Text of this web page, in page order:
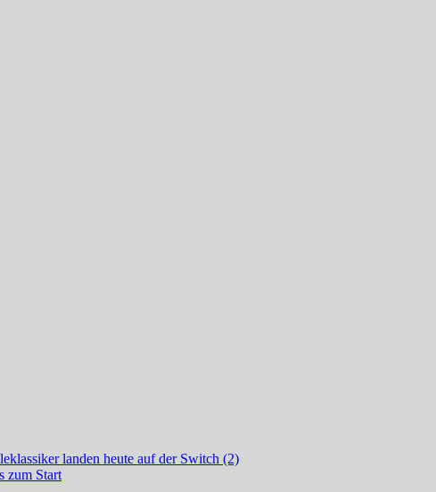
landen heute auf der Switch (2)
zum Start